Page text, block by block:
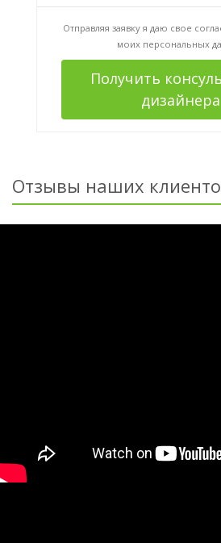
Отправляя заявку я даю свое
моих персональных
Получить
дизайнера
Отзывы наших